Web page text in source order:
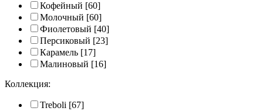
Кофейный [60]
Молочный [60]
Фиолетовый [40]
Персиковый [23]
Карамель [17]
Малиновый [16]
Коллекция:
Treboli [67]